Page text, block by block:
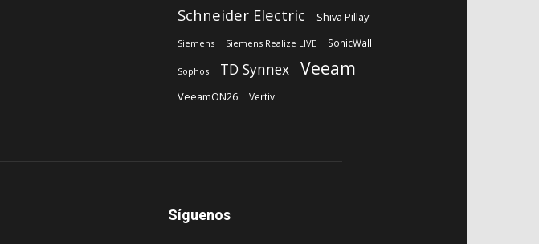
Schneider Electric Shiva Pillay
Siemens Siemens Realize LIVE SonicWall
Sophos TD Synnex Veeam
VeeamON26 Vertiv
Síguenos